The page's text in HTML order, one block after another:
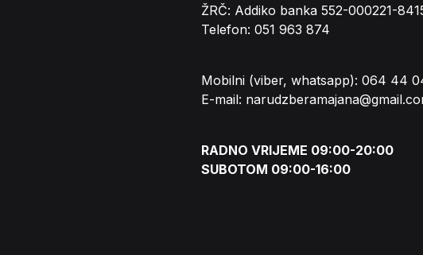
ŽRČ: Addiko banka 552-000221-
Telefon: 051 963 874
Mobilni (viber, whatsapp): 064 44
E-mail:
RADNO VRIJEME 09:00-20:00
SUBOTOM 09:00-16:00